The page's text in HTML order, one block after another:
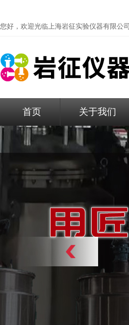
您好，欢迎光临上海岩征实验仪器有限公司
首页 关于我们